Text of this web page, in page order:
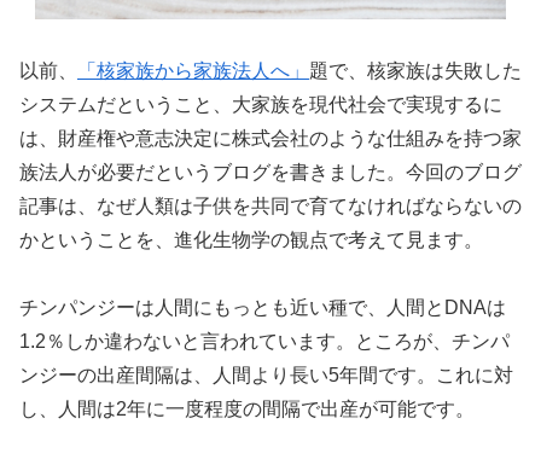
以前、 「核家族から家族法人へ」 題で、核家族は失敗した
システムだということ、大家族を現代社会で実現するに
は、財産権や意志決定に株式会社のような仕組みを持つ家
族法人が必要だというブログを書きました。今回のブログ
記事は、なぜ人類は子供を共同で育てなければならないの
かということを、進化生物学の観点で考えて見ます。
チンパンジーは人間にもっとも近い種で、人間とDNAは
1.2％しか違わないと言われています。ところが、チンパ
ンジーの出産間隔は、人間より長い5年間です。これに対
し、人間は2年に一度程度の間隔で出産が可能です。